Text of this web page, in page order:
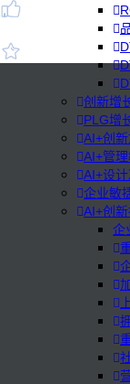
创新增
PLG增
AI+创
AI+管
AI+设计
企业敏
AI+创
企